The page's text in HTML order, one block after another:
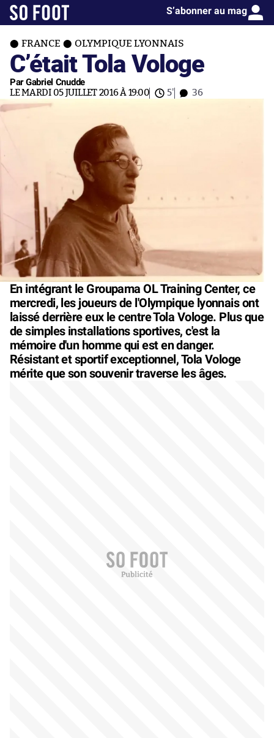
S’abonner au mag
FRANCE OLYMPIQUE LYONNAIS
C’était Tola Vologe
Par Gabriel Cnudde
LE MARDI 05 JUILLET 2016 À 19:00 5' 36
En intégrant le Groupama OL Training Center, ce
mercredi, les joueurs de l'Olympique lyonnais ont
laissé derrière eux le centre Tola Vologe. Plus que
de simples installations sportives, c'est la
mémoire d'un homme qui est en danger.
Résistant et sportif exceptionnel, Tola Vologe
mérite que son souvenir traverse les âges.